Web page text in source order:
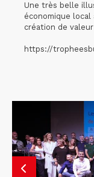
Une très belle
économique
création de
https://